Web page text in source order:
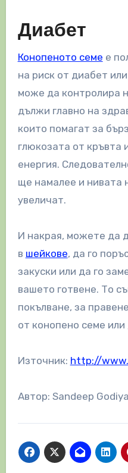
Диабет
Конопеното семе е
на риск от диабет
може да контролира
дължи главно на
които помагат за
глюкозата от кръвта
енергия.
ще намалее и нивата
увеличат.
И накрая, можете да
в шейкове, да го
закуски или да го
вашето готвене. То
покълване, за
от конопено семе
Източник: http://
Автор: Sandeep